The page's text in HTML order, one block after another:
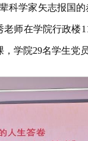
科学家矢志报国
师在学院行政楼
学院29名学生党